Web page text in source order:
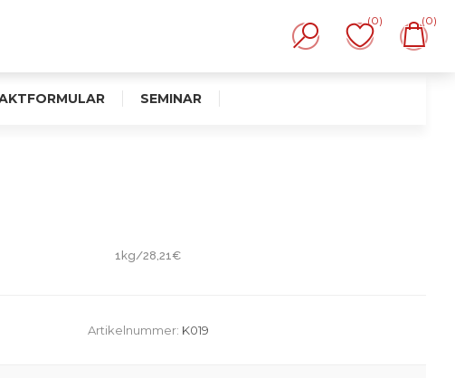
(0) (0)
SEMINAR
1kg/28,21€
Artikelnummer: K019